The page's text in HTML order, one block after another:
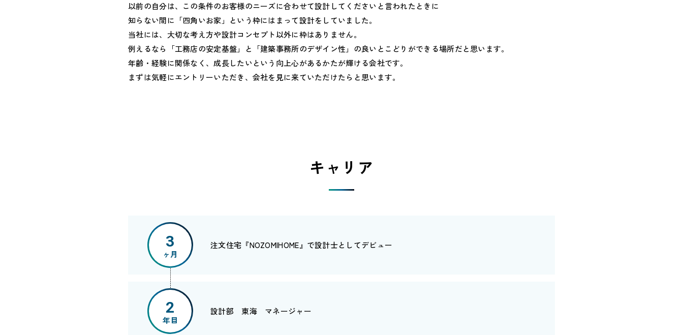
以前の自分は、この条件のお客様のニーズに合わせて設計してくださいと言われたときに
知らない間に「四角いお家」という枠にはまって設計をしていました。
当社には、大切な考え方や設計コンセプト以外に枠はありません。
例えるなら「工務店の安定基盤」と「建築事務所のデザイン性」の良いとこどりができる場所だと思います。
年齢・経験に関係なく、成長したいという向上心があるかたが輝ける会社です。
まずは気軽にエントリーいただき、会社を見に来ていただけたらと思います。
キャリア
3
ヶ月
注文住宅『NOZOMIHOME』で設計士としてデビュー
2
年目
設計部 東海 マネージャー